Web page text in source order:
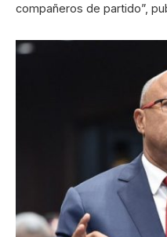
compañeros de partido”,